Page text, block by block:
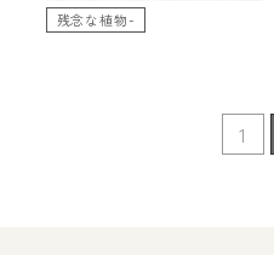
残念な植物-
1